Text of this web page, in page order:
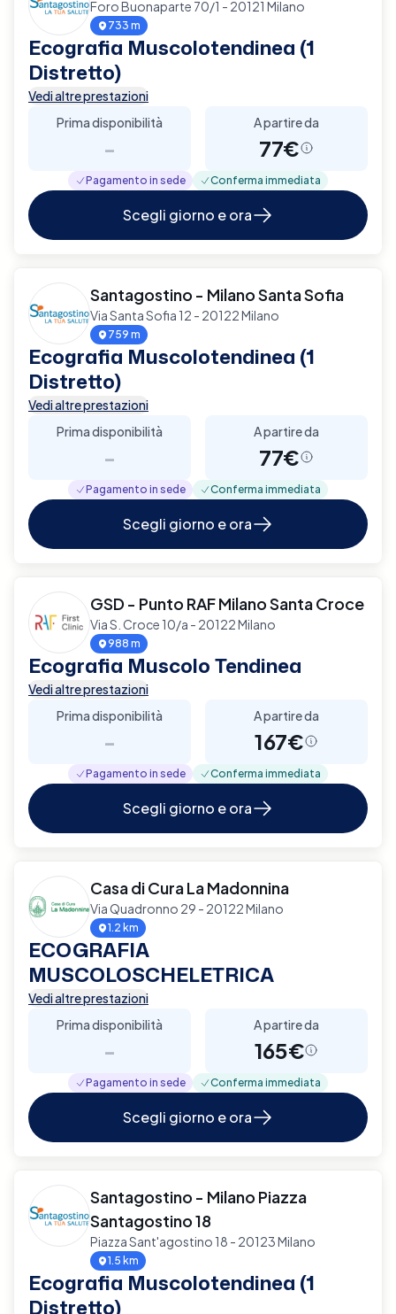
Foro Buonaparte 70/1 - 20121 Milano
733 m
Ecografia Muscolotendinea (1
Distretto)
Vedi altre prestazioni
Prima disponibilità
-
A partire da
77€
Pagamento in sede Conferma immediata
Scegli giorno e ora
Santagostino - Milano Santa Sofia
Via Santa Sofia 12 - 20122 Milano
759 m
Ecografia Muscolotendinea (1
Distretto)
Vedi altre prestazioni
Prima disponibilità
-
A partire da
77€
Pagamento in sede Conferma immediata
Scegli giorno e ora
GSD - Punto RAF Milano Santa Croce
Via S. Croce 10/a - 20122 Milano
988 m
Ecografia Muscolo Tendinea
Vedi altre prestazioni
Prima disponibilità
-
A partire da
167€
Pagamento in sede Conferma immediata
Scegli giorno e ora
Casa di Cura La Madonnina
Via Quadronno 29 - 20122 Milano
1.2 km
ECOGRAFIA
MUSCOLOSCHELETRICA
Vedi altre prestazioni
Prima disponibilità
-
A partire da
165€
Pagamento in sede Conferma immediata
Scegli giorno e ora
Santagostino - Milano Piazza
Santagostino 18
Piazza Sant'agostino 18 - 20123 Milano
1.5 km
Ecografia Muscolotendinea (1
Distretto)